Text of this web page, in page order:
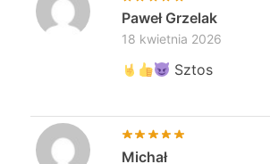
Paweł Grzelak
18 kwietnia 2026
Sztos
Michał